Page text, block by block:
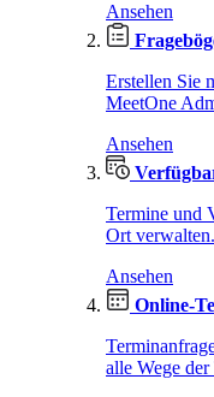
Ansehen
Erstellen Sie
MeetOne
Ansehen
Termine und
Ort verwalten.
Ansehen
Online-
alle Wege